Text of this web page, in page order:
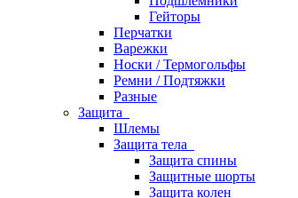
Гейторы
Перчатки
Варежки
Носки / Термогольфы
Ремни / Подтяжки
Разные
Защита
Шлемы
Защита тела
Защита спины
Защитные шорты
Защита колен